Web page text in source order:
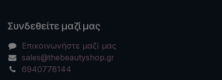
Συνδεθείτε μαζί μας
Επικοινωνήστε μαζί μας
sales@thebeautyshop.gr
6940778144